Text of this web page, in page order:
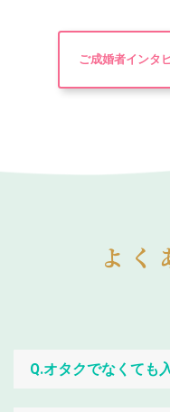
ご成婚者インタ
よく
Q.オタクでなくても